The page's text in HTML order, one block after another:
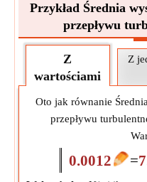
Przykład Średnia
przepływu
Z
wartościami
Z
Oto jak równanie
przepływu
0.0012 =